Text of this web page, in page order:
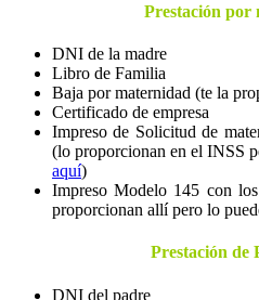
Prestación por
DNI de la madre
Libro de Familia
Baja por maternidad (te la
Certificado de empresa
Impreso de Solicitud de
(lo proporcionan en el INSS
aquí)
Impreso Modelo 145 con
proporcionan allí pero lo
Prestación de
DNI del padre